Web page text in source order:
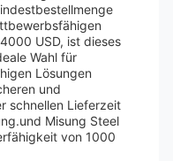
USD, ist dieses
Wahl für
Lösungen
und
schnellen Lieferzeit
Misung Steel
von 1000